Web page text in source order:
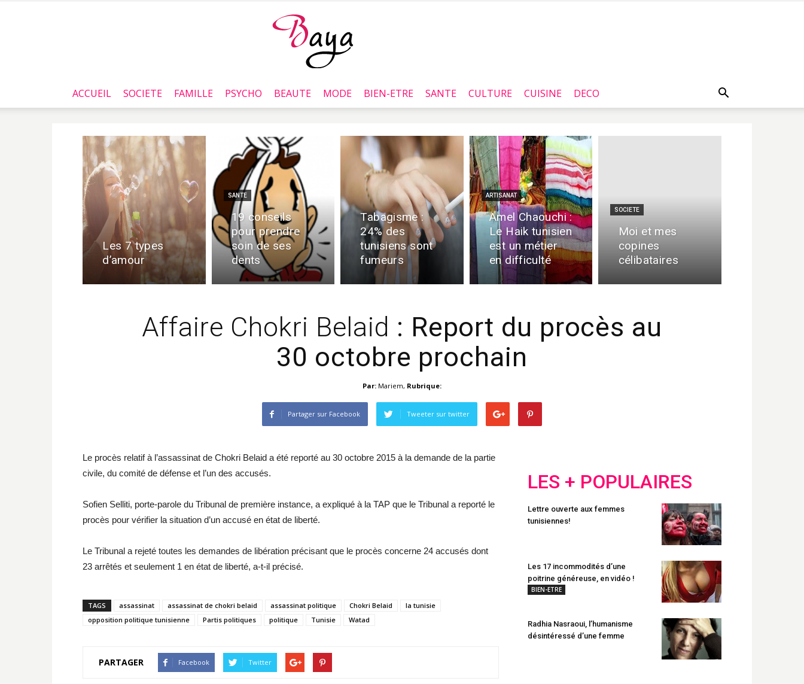
Baya.tn
ACCUEIL SOCIETE FAMILLE PSYCHO BEAUTE MODE BIEN-ETRE SANTE CULTURE CUISINE DECO
Les 7 types
d’amour
SANTE
19 conseils
pour prendre
soin de ses
dents
Tabagisme :
24% des
tunisiens sont
fumeurs
ARTISANAT
Amel Chaouchi :
Le Haik tunisien
est un métier
en difficulté
SOCIETE
Moi et mes
copines
célibataires
Affaire Chokri Belaid : Report du procès au
30 octobre prochain
Par: Mariem, Rubrique:
Partager sur Facebook Tweeter sur twitter
Le procès relatif à l’assassinat de Chokri Belaid a été reporté au 30 octobre 2015 à la demande de la partie
civile, du comité de défense et l’un des accusés.
Sofien Selliti, porte-parole du Tribunal de première instance, a expliqué à la TAP que le Tribunal a reporté le
procès pour vérifier la situation d’un accusé en état de liberté.
Le Tribunal a rejeté toutes les demandes de libération précisant que le procès concerne 24 accusés dont
23 arrêtés et seulement 1 en état de liberté, a-t-il précisé.
TAGS assassinat assassinat de chokri belaid assassinat politique Chokri Belaid
la tunisie
opposition politique tunisienne
Partis politiques politique Tunisie Watad
PARTAGER Facebook Twitter
LES + POPULAIRES
Lettre ouverte aux femmes
tunisiennes!
Les 17 incommodités d’une
poitrine généreuse, en vidéo !
BIEN-ETRE
Radhia Nasraoui, l’humanisme
désintéressé d’une femme